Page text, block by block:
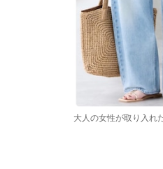
大人の女性が取り入れ